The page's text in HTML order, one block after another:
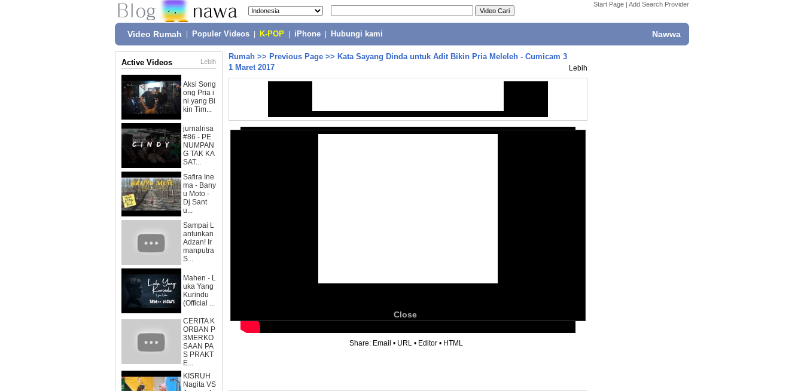
Start Page | Add Search Provider
Video Rumah Populer Videos K-POP iPhone Hubungi kami Nawwa
Active Videos Lebih
Aksi Song
ong Pria i
ni yang Bi
kin Tim...
jurnalrisa
#86 - PE
NUMPAN
G TAK KA
SAT...
Safira Ine
ma - Bany
u Moto -
Dj Sant
u...
Sampai L
antunkan
Adzan! Ir
manputra
S...
Mahen - L
uka Yang
Kurindu
(Official ...
CERITA K
ORBAN P
3MERKO
SAAN PA
S PRAKT
E...
KISRUH
Nagita VS
Rumah >> Previous Page >> Kata Sayang Dinda untuk Adit Bikin Pria Meleleh - Cumicam 3
1 Maret 2017
Lebih
Close
Share: Email • URL • Editor • HTML